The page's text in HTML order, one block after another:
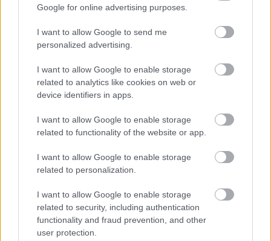
Google for online advertising purposes.
I want to allow Google to send me
personalized advertising.
I want to allow Google to enable storage
related to analytics like cookies on web or
device identifiers in apps.
I want to allow Google to enable storage
related to functionality of the website or app.
I want to allow Google to enable storage
related to personalization.
I want to allow Google to enable storage
related to security, including authentication
functionality and fraud prevention, and other
user protection.
2014. április 30.
Isaiah Washington hét éve szállt ki a Grace
klinikából, és ez olyan régen volt az ABC szerint, hogy
inkább levetítik az utolsó epizódját a visszatérése
előtt, nehogy a nézők megzavarodjanak. Vagy valami
ilyesmi. A TV Guide Channel (igen, ilyen is van)
reality-t készít a…
Hírek kávé mellé
2013. június 20.
Meghalt James Gandolfini, vigasztalhatatlanak